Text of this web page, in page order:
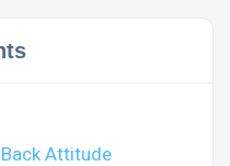
Attitude